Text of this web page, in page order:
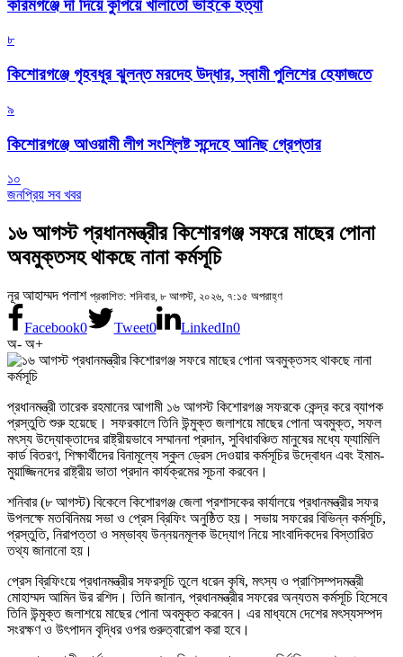
করিমগঞ্জে দা দিয়ে কুপিয়ে খালাতো ভাইকে হত্যা
৮
কিশোরগঞ্জে গৃহবধূর ঝুলন্ত মরদেহ উদ্ধার, স্বামী পুলিশের হেফাজতে
৯
কিশোরগঞ্জে আওয়ামী লীগ সংশ্লিষ্ট সন্দেহে আনিছ গ্রেপ্তার
১০
জনপ্রিয় সব খবর
১৬ আগস্ট প্রধানমন্ত্রীর কিশোরগঞ্জ সফরে মাছের পোনা
অবমুক্তসহ থাকছে নানা কর্মসূচি
নূর আহাম্মদ পলাশ প্রকাশিত: শনিবার, ৮ আগস্ট, ২০২৬, ৭:১৫ অপরাহ্ণ
Facebook0 Tweet0 LinkedIn0
অ- অ+
প্রধানমন্ত্রী তারেক রহমানের আগামী ১৬ আগস্ট কিশোরগঞ্জ সফরকে কেন্দ্র করে ব্যাপক
প্রস্তুতি শুরু হয়েছে। সফরকালে তিনি উন্মুক্ত জলাশয়ে মাছের পোনা অবমুক্ত, সফল
মৎস্য উদ্যোক্তাদের রাষ্ট্রীয়ভাবে সম্মাননা প্রদান, সুবিধাবঞ্চিত মানুষের মধ্যে ফ্যামিলি
কার্ড বিতরণ, শিক্ষার্থীদের বিনামূল্যে স্কুল ড্রেস দেওয়ার কর্মসূচির উদ্বোধন এবং ইমাম-
মুয়াজ্জিনদের রাষ্ট্রীয় ভাতা প্রদান কার্যক্রমের সূচনা করবেন।
শনিবার (৮ আগস্ট) বিকেলে কিশোরগঞ্জ জেলা প্রশাসকের কার্যালয়ে প্রধানমন্ত্রীর সফর
উপলক্ষে মতবিনিময় সভা ও প্রেস ব্রিফিং অনুষ্ঠিত হয়। সভায় সফরের বিভিন্ন কর্মসূচি,
প্রস্তুতি, নিরাপত্তা ও সম্ভাব্য উন্নয়নমূলক উদ্যোগ নিয়ে সাংবাদিকদের বিস্তারিত
তথ্য জানানো হয়।
প্রেস ব্রিফিংয়ে প্রধানমন্ত্রীর সফরসূচি তুলে ধরেন কৃষি, মৎস্য ও প্রাণিসম্পদমন্ত্রী
মোহাম্মদ আমিন উর রশিদ। তিনি জানান, প্রধানমন্ত্রীর সফরের অন্যতম কর্মসূচি হিসেবে
তিনি উন্মুক্ত জলাশয়ে মাছের পোনা অবমুক্ত করবেন। এর মাধ্যমে দেশের মৎস্যসম্পদ
সংরক্ষণ ও উৎপাদন বৃদ্ধির ওপর গুরুত্বারোপ করা হবে।